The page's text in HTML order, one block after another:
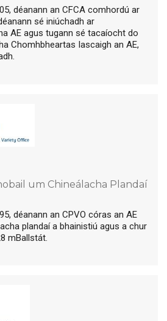
déanann an CFCA comhordú ar
sé iniúchadh ar
AE agus tugann sé tacaíocht do
Chomhbheartas Iascaigh an AE,
um Chineálacha Plandaí
déanann an CPVO córas an AE
plandaí a bhainistiú agus a chur
mBallstát.